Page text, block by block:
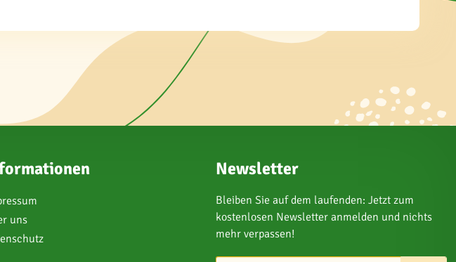
uns
Newsletter
Bleiben Sie auf dem laufenden: Jetzt zum
kostenlosen Newsletter anmelden und nichts
mehr verpassen!